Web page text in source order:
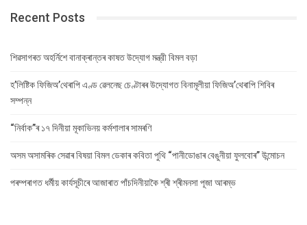
Recent Posts
শিৱসাগৰত অহৰ্নিশে বানাক্ৰান্তৰ কাষত উদ্যোগ মন্ত্রী বিমল বড়া
হ’লিষ্টিক ফিজিঅ’থেৰাপি এণ্ড ৱেলনেছ চেণ্টাৰৰ উদ্যোগত বিনামূলীয়া ফিজিঅ’থেৰাপি শিবিৰ
সম্পন্ন
“নিৰ্বাক”ৰ ১৭ দিনীয়া মূকাভিনয় কৰ্মশালাৰ সামৰণি
অসম অসামৰিক সেৱাৰ বিষয়া বিমল ডেকাৰ কবিতা পুথি “পানীডোঙাৰ বেঙুনীয়া ফুলবোৰ” উন্মোচন
পৰম্পৰাগত ধৰ্মীয় কাৰ্যসূচীৰে আজাৰাত পাঁচদিনীয়াকৈ শ্ৰী শ্ৰীমনসা পূজা আৰম্ভ